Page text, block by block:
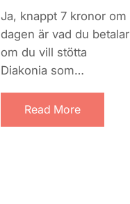
Ja, knappt 7 kronor om
dagen är vad du betalar
om du vill stötta
Diakonia som…
Read More